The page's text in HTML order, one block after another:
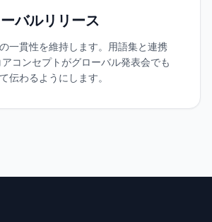
バルリリース
一貫性を維持します。用語集と連携
コンセプトがグローバル発表会でも
伝わるようにします。